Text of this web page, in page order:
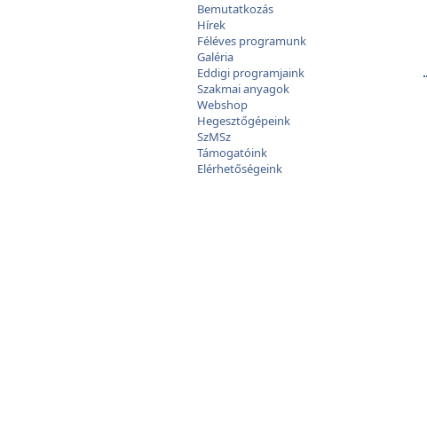
Bemutatkozás
Hírek
Féléves programunk
Galéria
Eddigi programjaink
Szakmai anyagok
Webshop
Hegesztőgépeink
SzMSz
Támogatóink
Elérhetőségeink